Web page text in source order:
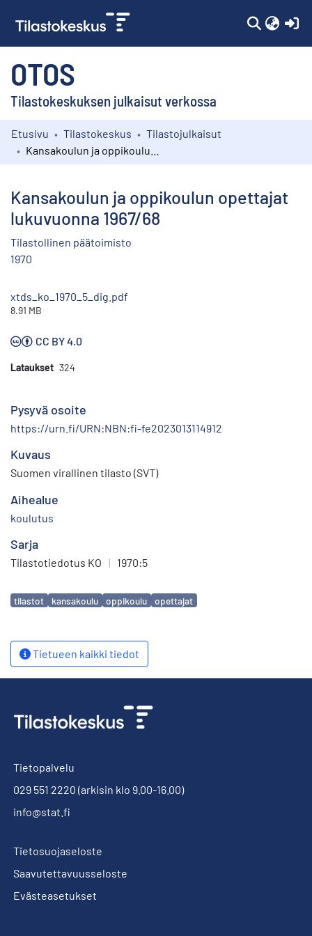
OTOS
Tilastokeskuksen julkaisut verkossa
Kokoelmat
Etusivu Tilastokeskus
Tilastojulkaisut
Kansakoulun ja oppikoulun opettajat
lukuvuonna 1967/68
Tilastollinen päätoimisto
1970
xtds_ko_1970_5_dig.pdf
8.91 MB
CC BY 4.0
Lataukset 324
Pysyvä osoite
https://urn.fi/URN:NBN:fi-fe2023013114912
Kuvaus
Suomen virallinen tilasto (SVT)
Aihealue
koulutus
Sarja
Tilastotiedotus KO | 1970:5
Avainsanat
tilastot kansakoulu oppikoulu opettajat
Tietueen kaikki tiedot
Tietopalvelu
029 551 2220 (arkisin klo 9.00-16.00)
info@stat.fi
Tietosuojaseloste
Saavutettavuusseloste
Evästeasetukset